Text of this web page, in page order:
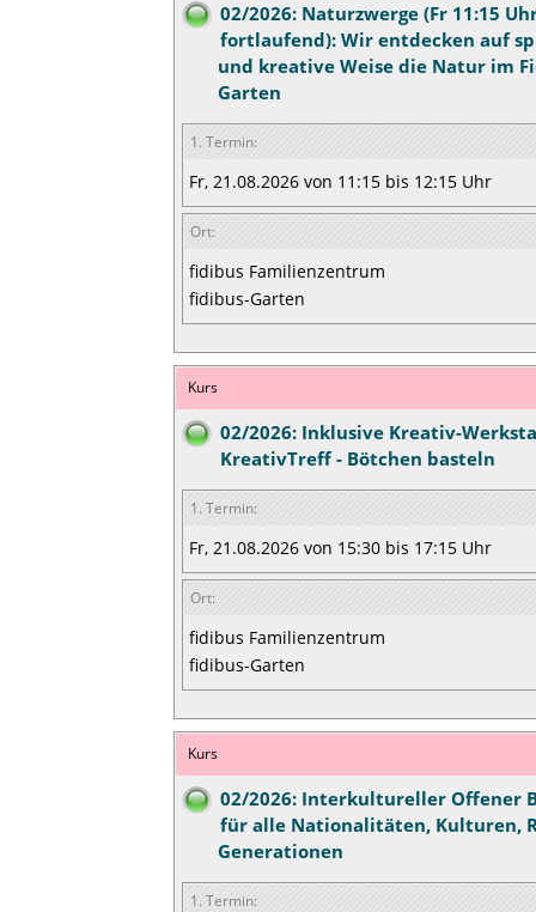
02/2026: Naturzwerge (Fr 11:15
fortlaufend): Wir entdecken auf
und kreative Weise die Natur im
Garten
1. Termin:
Fr, 21.08.2026 von 11:15 bis 12:15 Uhr
Ort:
fidibus Familienzentrum
fidibus-Garten
Kurs
02/2026: Inklusive Kreativ-
KreativTreff - Bötchen basteln
1. Termin:
Fr, 21.08.2026 von 15:30 bis 17:15 Uhr
Ort:
fidibus Familienzentrum
fidibus-Garten
Kurs
02/2026: Interkultureller Offener
für alle Nationalitäten, Kulturen,
Generationen
1. Termin: